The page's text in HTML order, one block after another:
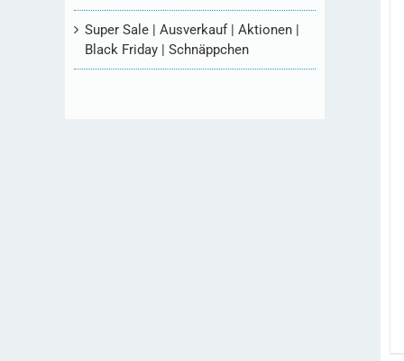
Super Sale | Ausverkauf | Aktionen |
Black Friday | Schnäppchen